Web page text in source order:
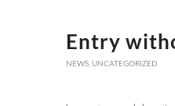
Entry
NEWS, UNCATEGORIZED